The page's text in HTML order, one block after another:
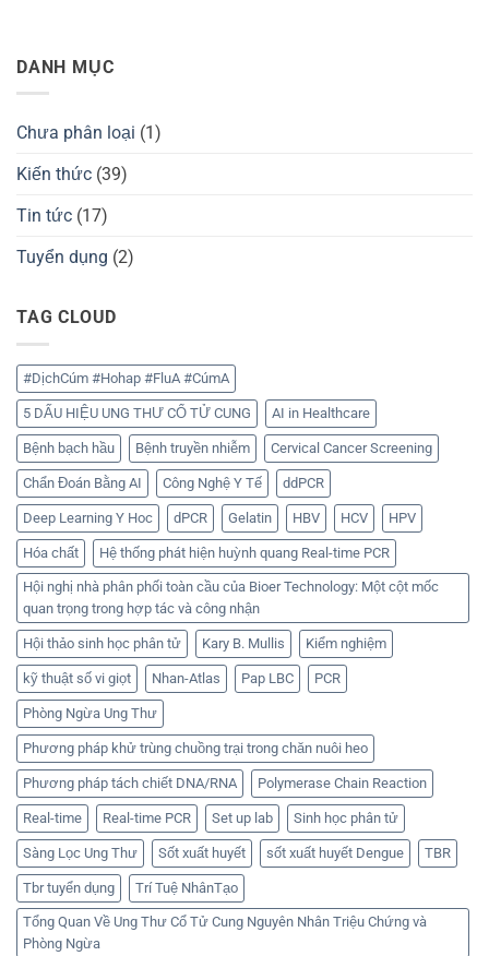
DANH MỤC
Chưa phân loại (1)
Kiến thức (39)
Tin tức (17)
Tuyển dụng (2)
TAG CLOUD
#DịchCúm #Hohap #FluA #CúmA
5 DẤU HIỆU UNG THƯ CỔ TỬ CUNG AI in Healthcare
Bệnh bạch hầu Bệnh truyền nhiễm Cervical Cancer Screening
Chẩn Đoán Bằng AI Công Nghệ Y Tế ddPCR
Deep Learning Y Hoc dPCR Gelatin HBV HCV HPV
Hóa chất Hệ thống phát hiện huỳnh quang Real-time PCR
Hội nghị nhà phân phối toàn cầu của Bioer Technology: Một cột mốc
quan trọng trong hợp tác và công nhận
Hội thảo sinh học phân tử Kary B. Mullis Kiểm nghiệm
kỹ thuật số vi giọt Nhan-Atlas Pap LBC PCR
Phòng Ngừa Ung Thư
Phương pháp khử trùng chuồng trại trong chăn nuôi heo
Phương pháp tách chiết DNA/RNA Polymerase Chain Reaction
Real-time Real-time PCR Set up lab Sinh học phân tử
Sàng Lọc Ung Thư Sốt xuất huyết sốt xuất huyết Dengue TBR
Tbr tuyển dụng Trí Tuệ NhânTạo
Tổng Quan Về Ung Thư Cổ Tử Cung Nguyên Nhân Triệu Chứng và
Phòng Ngừa